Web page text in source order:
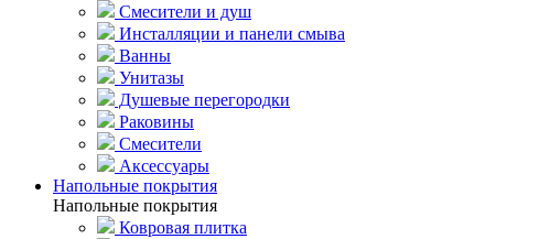
Смесители и душ
Инсталляции и панели смыва
Ванны
Унитазы
Душевые перегородки
Раковины
Смесители
Аксессуары
Напольные покрытия
Напольные покрытия
Ковровая плитка